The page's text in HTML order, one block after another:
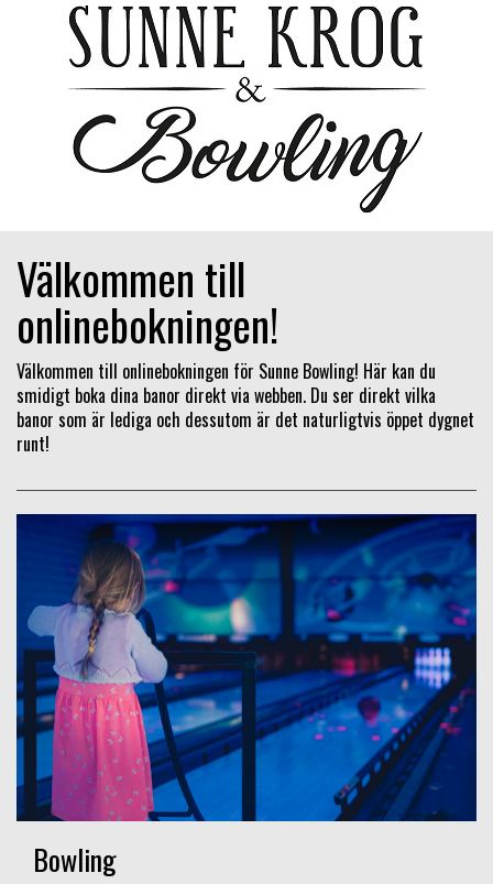
Välkommen till
onlinebokningen!
Välkommen till onlinebokningen för Sunne Bowling! Här kan du
smidigt boka dina banor direkt via webben. Du ser direkt vilka
banor som är lediga och dessutom är det naturligtvis öppet dygnet
runt!
Bowling